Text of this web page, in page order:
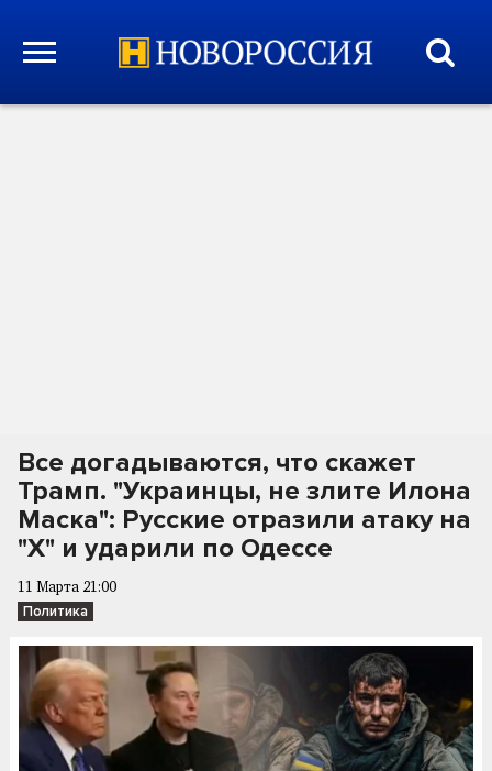
Все догадываются, что скажет
Трамп. "Украинцы, не злите Илона
Маска": Русские отразили атаку на
"X" и ударили по Одессе
11 Марта 21:00
Политика